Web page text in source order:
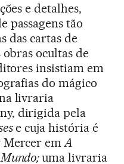
e detalhes,
passagens tão
das cartas de
ocultas de
insistiam em
do mágico
livraria
dirigida pela
e cuja história é
Mercer emA
uma livraria